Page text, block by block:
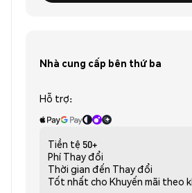
Nhà cung cấp bên thứ ba
Hỗ trợ:
Tiền tệ 50+
Phí Thay đổi
Thời gian đến Thay đổi
Tốt nhất cho Khuyến mãi theo